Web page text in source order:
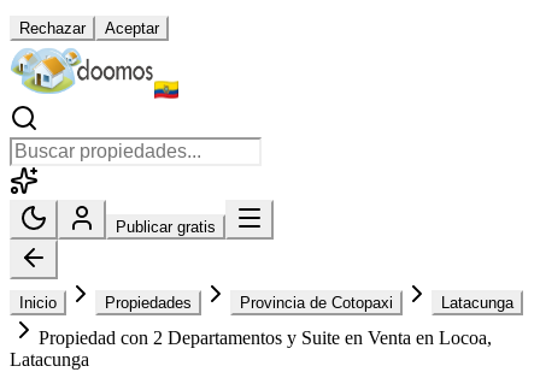
Rechazar Aceptar
Publicar gratis
Inicio Propiedades Provincia de Cotopaxi Latacunga
Propiedad con 2 Departamentos y Suite en Venta en Locoa,
Latacunga